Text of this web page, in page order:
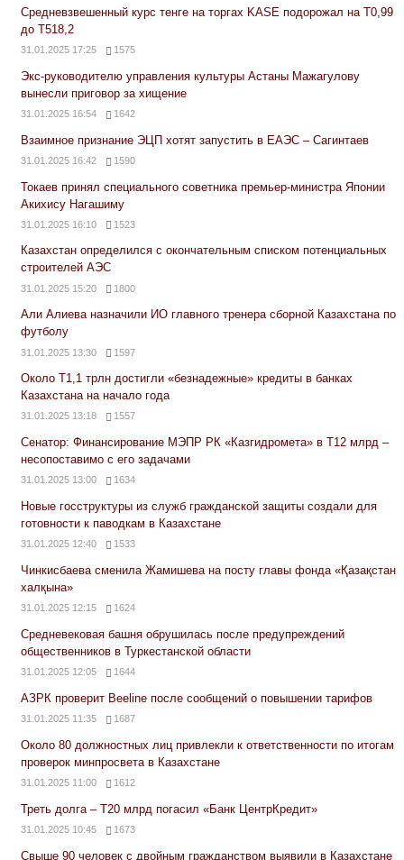
Средневзвешенный курс тенге на торгах KASE подорожал на Т0,99
до Т518,2
31.01.2025 17:25 1575
Экс-руководителю управления культуры Астаны Мажагулову
вынесли приговор за хищение
31.01.2025 16:54 1642
Взаимное признание ЭЦП хотят запустить в ЕАЭС – Сагинтаев
31.01.2025 16:42 1590
Токаев принял специального советника премьер-министра Японии
Акихису Нагашиму
31.01.2025 16:10 1523
Казахстан определился с окончательным списком потенциальных
строителей АЭС
31.01.2025 15:20 1800
Али Алиева назначили ИО главного тренера сборной Казахстана по
футболу
31.01.2025 13:30 1597
Около Т1,1 трлн достигли «безнадежные» кредиты в банках
Казахстана на начало года
31.01.2025 13:18 1557
Сенатор: Финансирование МЭПР РК «Казгидромета» в Т12 млрд –
несопоставимо с его задачами
31.01.2025 13:00 1634
Новые госструктуры из служб гражданской защиты создали для
готовности к паводкам в Казахстане
31.01.2025 12:40 1533
Чинкисбаева сменила Жамишева на посту главы фонда «Қазақстан
халқына»
31.01.2025 12:15 1624
Средневековая башня обрушилась после предупреждений
общественников в Туркестанской области
31.01.2025 12:05 1644
АЗРК проверит Beeline после сообщений о повышении тарифов
31.01.2025 11:35 1687
Около 80 должностных лиц привлекли к ответственности по итогам
проверок минпросвета в Казахстане
31.01.2025 11:00 1612
Треть долга – Т20 млрд погасил «Банк ЦентрКредит»
31.01.2025 10:45 1673
Свыше 90 человек с двойным гражданством выявили в Казахстане